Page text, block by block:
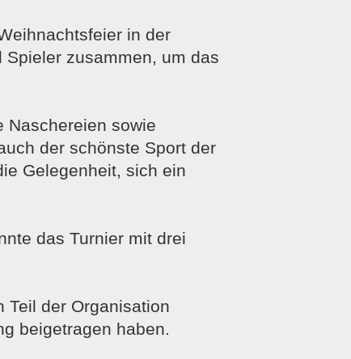
in der
zusammen, um das
Naschereien sowie
der schönste Sport der
Gelegenheit, sich ein
das Turnier mit drei
Teil der Organisation
beigetragen haben.